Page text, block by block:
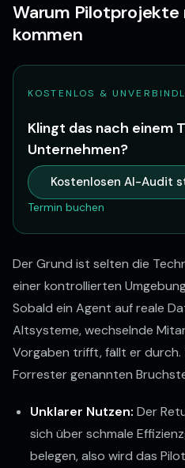
Warum
kommen
KOSTENLOS &
Klingt das nach einem
Unternehmen?
Kostenlosen AI-Audit
Termin buchen
Der Grund ist selten die
einer kontrollierten
Sobald ein Agent auf reale
Altsysteme, wechselnde
Vorgaben trifft, fällt er durch.
Forrester genannten
Unklarer Nutzen: Der
sich über schmale
belegen, also wird das